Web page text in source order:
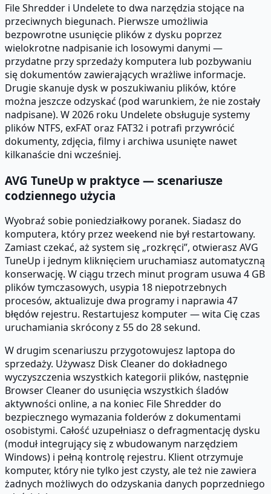
File Shredder i Undelete to dwa narzędzia stojące na
przeciwnych biegunach. Pierwsze umożliwia
bezpowrotne usunięcie plików z dysku poprzez
wielokrotne nadpisanie ich losowymi danymi —
przydatne przy sprzedaży komputera lub pozbywaniu
się dokumentów zawierających wrażliwe informacje.
Drugie skanuje dysk w poszukiwaniu plików, które
można jeszcze odzyskać (pod warunkiem, że nie zostały
nadpisane). W 2026 roku Undelete obsługuje systemy
plików NTFS, exFAT oraz FAT32 i potrafi przywrócić
dokumenty, zdjęcia, filmy i archiwa usunięte nawet
kilkanaście dni wcześniej.
AVG TuneUp w praktyce — scenariusze
codziennego użycia
Wyobraź sobie poniedziałkowy poranek. Siadasz do
komputera, który przez weekend nie był restartowany.
Zamiast czekać, aż system się „rozkręci”, otwierasz AVG
TuneUp i jednym kliknięciem uruchamiasz automatyczną
konserwację. W ciągu trzech minut program usuwa 4 GB
plików tymczasowych, usypia 18 niepotrzebnych
procesów, aktualizuje dwa programy i naprawia 47
błędów rejestru. Restartujesz komputer — wita Cię czas
uruchamiania skrócony z 55 do 28 sekund.
W drugim scenariuszu przygotowujesz laptopa do
sprzedaży. Używasz Disk Cleaner do dokładnego
wyczyszczenia wszystkich kategorii plików, następnie
Browser Cleaner do usunięcia wszystkich śladów
aktywności online, a na koniec File Shredder do
bezpiecznego wymazania folderów z dokumentami
osobistymi. Całość uzupełniasz o defragmentację dysku
(moduł integrujący się z wbudowanym narzędziem
Windows) i pełną kontrolę rejestru. Klient otrzymuje
komputer, który nie tylko jest czysty, ale też nie zawiera
żadnych możliwych do odzyskania danych poprzedniego